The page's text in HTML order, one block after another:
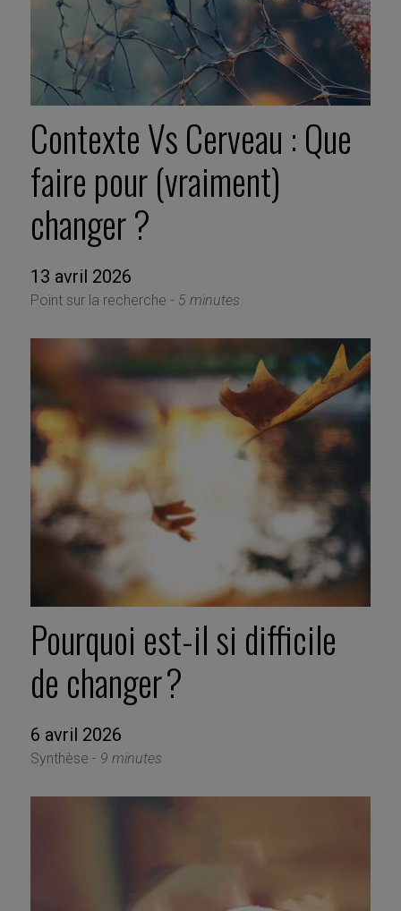
Contexte Vs Cerveau : Que
faire pour (vraiment)
changer ?
13 avril 2026
Point sur la recherche - 5 minutes
Pourquoi est-il si difficile
de changer ?
6 avril 2026
Synthèse - 9 minutes